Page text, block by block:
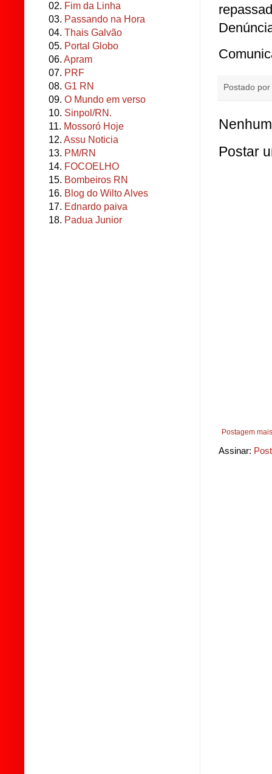
Postado por
Postar
Postagem
Assinar:
02. Fim da Linha
03. Passando na Hora
04. Thais Galvão
05. Portal Globo
06. Apram
07. PRF
08. G1 RN
09. O Mundo em verso
10. Sinpol/RN.
11. Mossoró Hoje
12. Assu Noticia
13. PM/RN
14. FOCOELHO
15. Bombeiros RN
16. Blog do Wilto Alves
17. Ednardo paiva
18. Padua Junior